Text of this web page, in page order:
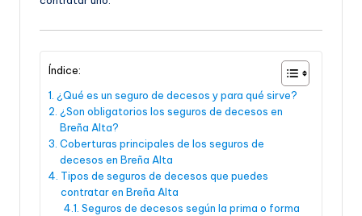
Índice:
¿Qué es un seguro de decesos y para qué sirve?
¿Son obligatorios los seguros de decesos en
Breña Alta?
Coberturas principales de los seguros de
decesos en Breña Alta
Tipos de seguros de decesos que puedes
contratar en Breña Alta
Seguros de decesos según la prima o forma